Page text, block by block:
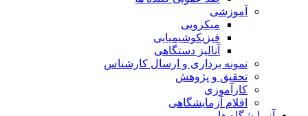
آموزشی
میکروبی
فیزیکوشیمیایی
آنالیز دستگاهی
نمونه برداری و ارسال کارشناس
تحقیق و پژوهش
کارآموزی
اقلام آزمایشگاهی